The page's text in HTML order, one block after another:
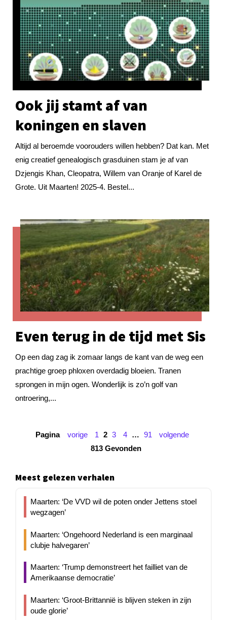
Ook jij stamt af van
koningen en slaven
Altijd al beroemde voorouders willen hebben? Dat kan. Met
enig creatief genealogisch grasduinen stam je af van
Dzjengis Khan, Cleopatra, Willem van Oranje of Karel de
Grote. Uit Maarten! 2025-4. Bestel...
Even terug in de tijd met Sis
Op een dag zag ik zomaar langs de kant van de weg een
prachtige groep phloxen overdadig bloeien. Tranen
sprongen in mijn ogen. Wonderlijk is zo’n golf van
ontroering,...
Pagina vorige 1 2 3 4 … 91
volgende
813 Gevonden
Meest gelezen verhalen
Maarten: ‘De VVD wil de poten onder Jettens stoel
wegzagen’
Maarten: ‘Ongehoord Nederland is een marginaal
clubje halvegaren’
Maarten: ‘Trump demonstreert het failliet van de
Amerikaanse democratie’
Maarten: ‘Groot-Brittannië is blijven steken in zijn
oude glorie’